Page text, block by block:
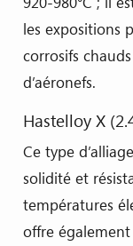
les expositions
corrosifs
d’aéronefs.
Hastelloy X
Ce type
solidité et
températures
offre